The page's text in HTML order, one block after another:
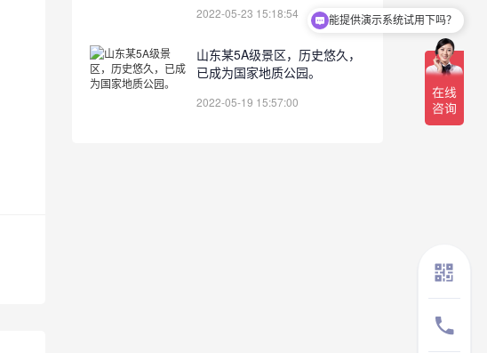
2022-05-23 15:18:54
山东某5A级景区，历史悠久，
已成为国家地质公园。
2022-05-19 15:57:00
能提供演示系统试用下吗？